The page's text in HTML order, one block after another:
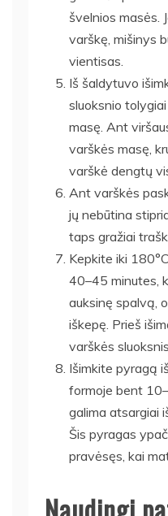
švelnios masės.
varškę, mišinys
vientisas.
Iš šaldytuvo
sluoksnio
masę. Ant
varškės masę,
varškė dengtų
Ant varškės
jų nebūtina
taps gražiai
Kepkite iki
40–45 minutes,
auksinę spalvą,
iškepę. Prieš
varškės
Išimkite pyragą
formoje bent
galima atsargiai
Šis pyragas
pravėsęs, kai